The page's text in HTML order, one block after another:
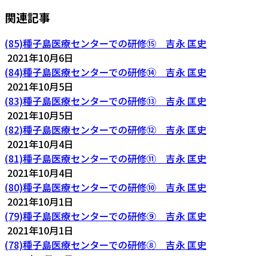
関連記事
(85)種子島医療センターでの研修⑮ 吉永 匡史
2021年10月6日
(84)種子島医療センターでの研修⑭ 吉永 匡史
2021年10月5日
(83)種子島医療センターでの研修⑬ 吉永 匡史
2021年10月5日
(82)種子島医療センターでの研修⑫ 吉永 匡史
2021年10月4日
(81)種子島医療センターでの研修⑪ 吉永 匡史
2021年10月4日
(80)種子島医療センターでの研修⑩ 吉永 匡史
2021年10月1日
(79)種子島医療センターでの研修⑨ 吉永 匡史
2021年10月1日
(78)種子島医療センターでの研修⑧ 吉永 匡史